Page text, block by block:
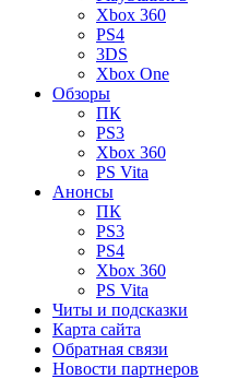
Xbox 360
PS4
3DS
Xbox One
Обзоры
ПК
PS3
Xbox 360
PS Vita
Анонсы
ПК
PS3
PS4
Xbox 360
PS Vita
Читы и подсказки
Карта сайта
Обратная связи
Новости партнеров